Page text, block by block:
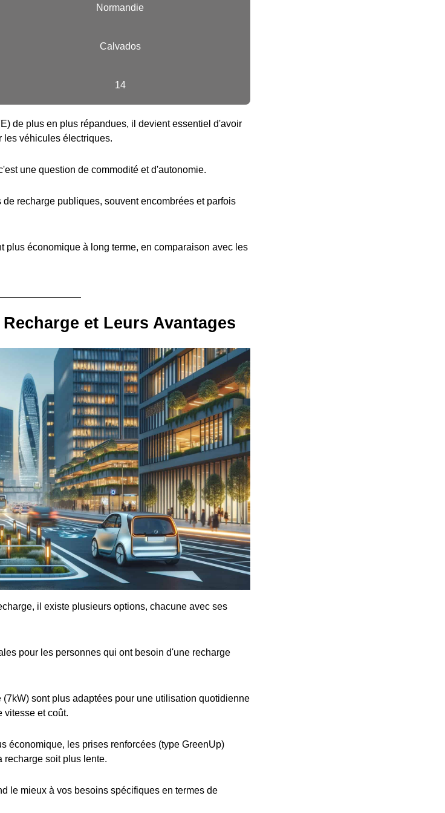
Normandie
Calvados
14
de plus en plus répandues, il devient essentiel d'avoir
les véhicules électriques.
une question de commodité et d'autonomie.
recharge publiques, souvent encombrées et parfois
plus économique à long terme, en comparaison avec les
et Leurs Avantages
il existe plusieurs options, chacune avec ses
pour les personnes qui ont besoin d'une recharge
sont plus adaptées pour une utilisation quotidienne
vitesse et coût.
économique, les prises renforcées (type GreenUp)
recharge soit plus lente.
le mieux à vos besoins spécifiques en termes de